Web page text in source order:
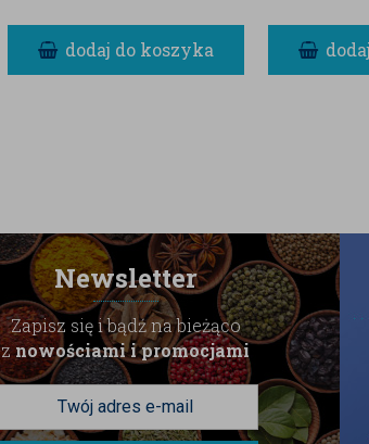
dodaj do koszyka
Newsletter
Zapisz się i bądź na bieżąco
znowościami i promocjami